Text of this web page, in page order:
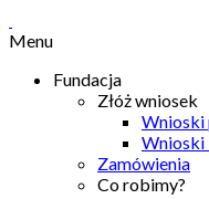
Menu
Fundacja
Złóż wniosek
Wnioski
Zamówienia
Co robimy?